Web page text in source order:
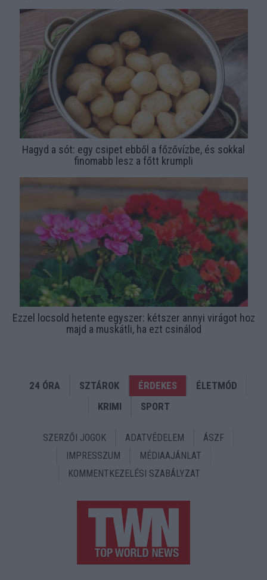
Hagyd a sót: egy csipet ebből a főzővízbe, és sokkal
finomabb lesz a főtt krumpli
Ezzel locsold hetente egyszer: kétszer annyi virágot hoz
majd a muskátli, ha ezt csinálod
24 ÓRA SZTÁROK ÉRDEKES
ÉLETMÓD
KRIMI
SPORT
SZERZŐI JOGOK ADATVÉDELEM
ÁSZF
IMPRESSZUM
MÉDIAAJÁNLAT
KOMMENTKEZELÉSI SZABÁLYZAT